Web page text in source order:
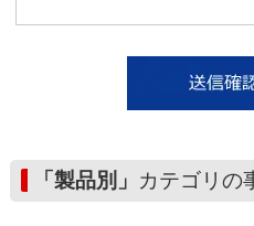
「製品別」 カテゴリの